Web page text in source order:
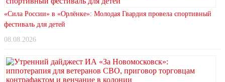
«Сила России» в «Орлёнке»: Молодая Гвардия провела спортивный
фестиваль для детей
08.08.2026